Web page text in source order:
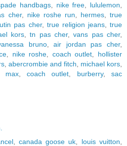
handbags, nike free lululemon
cher, nike roshe run hermes,true
pas cher, true religion jeans, true
kors ,tn pas cher,vans pas cher,
bruno,air jordan pas cher,
nike roshe coach outlet
hollister
abercrombie and fitch michael kors
max, coach outlet burberry, sac
, canada goose uk louis vuitton